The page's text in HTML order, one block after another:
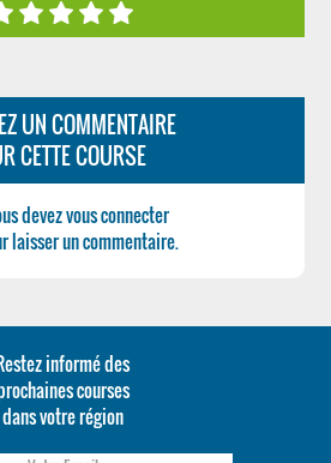
UN COMMENTAIRE
CETTE COURSE
devez vous connecter
laisser un commentaire.
informé des
courses
dans votre région